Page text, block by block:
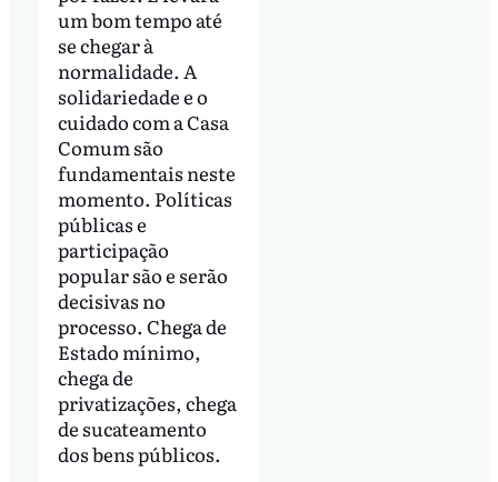
um bom tempo até
se chegar à
normalidade. A
solidariedade e o
cuidado com a Casa
Comum são
fundamentais neste
momento. Políticas
públicas e
participação
popular são e serão
decisivas no
processo. Chega de
Estado mínimo,
chega de
privatizações, chega
de sucateamento
dos bens públicos.